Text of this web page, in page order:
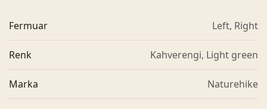
Fermuar Left, Right
Renk Kahverengi, Light green
Marka Naturehike